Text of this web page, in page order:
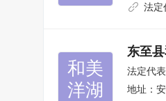
法定
和美
洋湖
东至
法定代表
地址：